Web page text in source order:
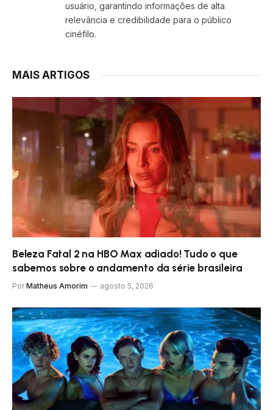
usuário, garantindo informações de alta
relevância e credibilidade para o público
cinéfilo.
MAIS ARTIGOS
Beleza Fatal 2 na HBO Max adiado! Tudo o que
sabemos sobre o andamento da série brasileira
Por Matheus Amorim agosto 5, 2026